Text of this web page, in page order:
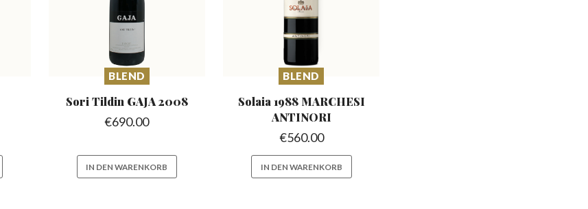
BLEND
Sori Tildin GAJA 2008
€690.00
IN DEN WARENKORB
BLEND
Solaia 1988 MARCHESI
ANTINORI
€560.00
IN DEN WARENKORB